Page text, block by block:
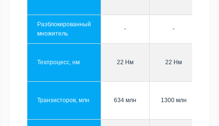
Разблокированный
множитель
- -
Техпроцесс, нм 22 Нм 22 Нм
Транзисторов, млн 634 млн 1300 млн